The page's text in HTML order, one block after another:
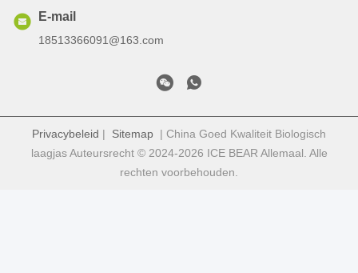
E-mail
18513366091@163.com
Privacybeleid | Sitemap | China Goed Kwaliteit Biologisch
laagjas Auteursrecht © 2024-2026 ICE BEAR Allemaal. Alle
rechten voorbehouden.